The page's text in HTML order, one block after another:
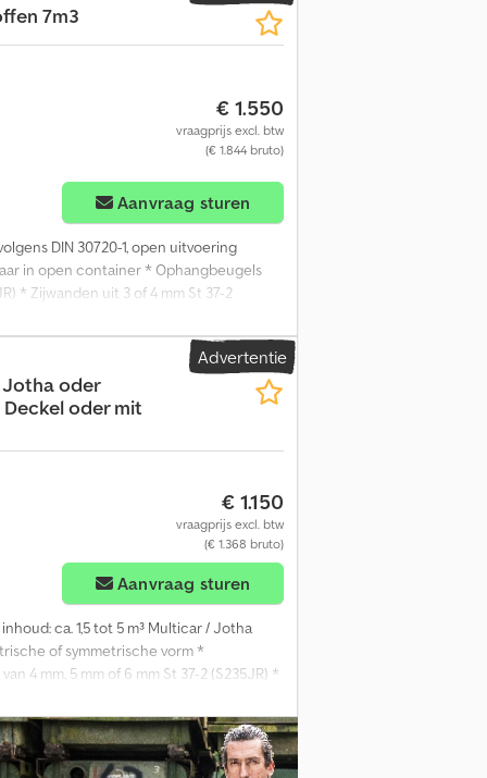
7m3
€ 1.550
vraagprijs excl. btw
(€ 1.844 bruto)
Aanvraag sturen
DIN 30720-1, open uitvoering
in open container * Ophangbeugels
* Zijwanden uit 3 of 4 mm St 37-2
de kieprand, eenzijdig of dubbelzijdig
en netogen * Versterkte hoeken *
Advertentie
oder
oder mit
€ 1.150
vraagprijs excl. btw
(€ 1.368 bruto)
Aanvraag sturen
ca. 1,5 tot 5 m³ Multicar / Jotha
of symmetrische vorm *
4 mm, 5 mm of 6 mm St 37-2 (S235JR) *
of drievoudige kiplagers aan de
of in tunnel (aan de
* Container in de grondverf en gelakt